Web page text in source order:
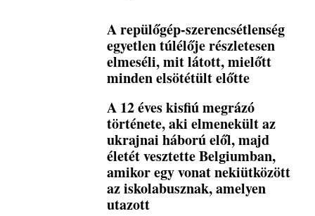
A repülőgép-szerencsétlenség
egyetlen túlélője részletesen
elmeséli, mit látott, mielőtt
minden elsötétült előtte
A 12 éves kisfiú megrázó
története, aki elmenekült az
ukrajnai háború elől, majd
életét vesztette Belgiumban,
amikor egy vonat nekiütközött
az iskolabusznak, amelyen
utazott